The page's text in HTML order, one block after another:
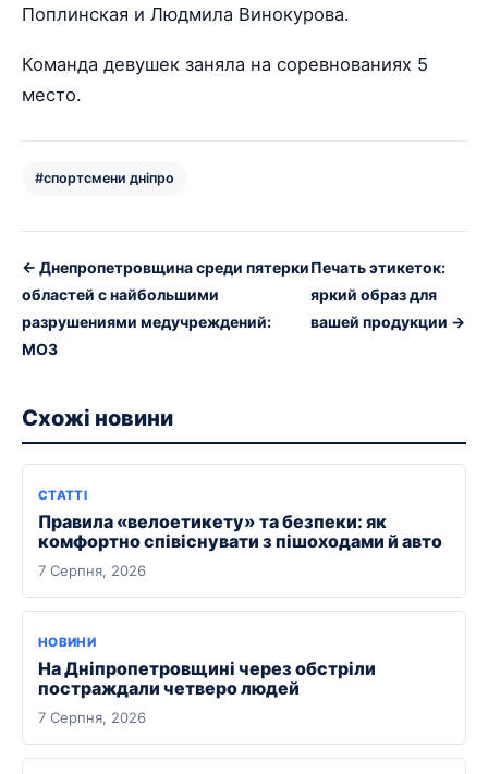
Поплинская и Людмила Винокурова.
Команда девушек заняла на соревнованиях 5
место.
#спортсмени дніпро
← Днепропетровщина среди пятерки
областей с найбольшими
разрушениями медучреждений:
МОЗ
Печать этикеток:
яркий образ для
вашей продукции →
Схожі новини
СТАТТІ
Правила «велоетикету» та безпеки: як
комфортно співіснувати з пішоходами й авто
7 Серпня, 2026
НОВИНИ
На Дніпропетровщині через обстріли
постраждали четверо людей
7 Серпня, 2026